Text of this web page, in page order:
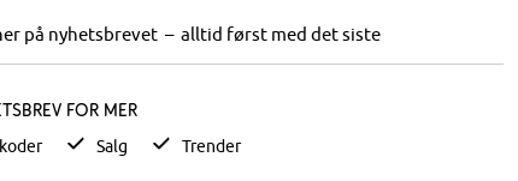
på nyhetsbrevet – alltid først med det siste
for mer
Salg Trender